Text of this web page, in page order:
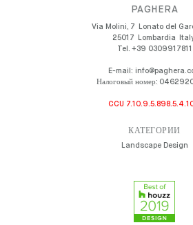
PAGHERA
Via Molini, 7
Lonato del
25017
Lombardia
Tel. +39 0309917811
E-mail:
Налоговый номер:
CCU
КАТЕГОРИИ
Landscape Design